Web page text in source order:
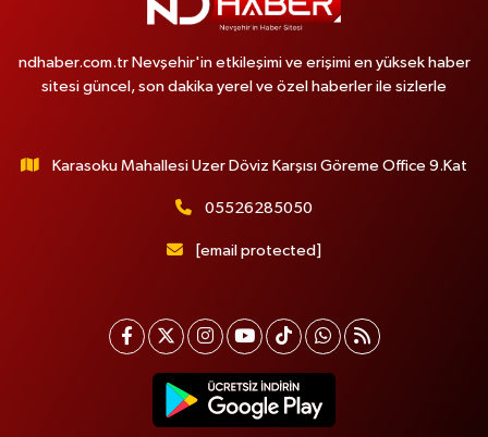
ndhaber.com.tr Nevşehir'in etkileşimi ve erişimi en yüksek haber
sitesi güncel, son dakika yerel ve özel haberler ile sizlerle
Karasoku Mahallesi Uzer Döviz Karşısı Göreme Office 9.Kat
05526285050
[email protected]